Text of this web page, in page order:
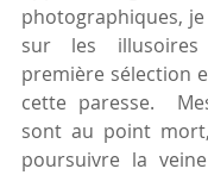
photographiques,
sur les
première sélection
cette paresse.
sont au point
poursuivre la